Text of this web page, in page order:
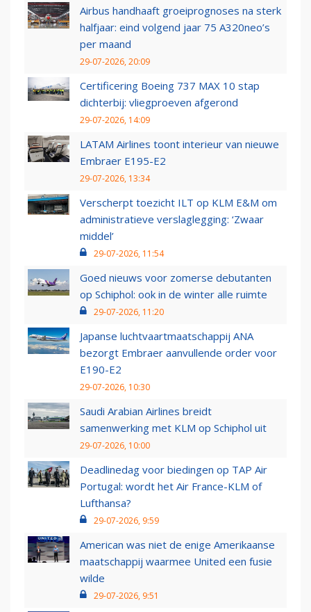
Airbus handhaaft groeiprognoses na sterk
halfjaar: eind volgend jaar 75 A320neo’s
per maand
29-07-2026, 20:09
Certificering Boeing 737 MAX 10 stap
dichterbij: vliegproeven afgerond
29-07-2026, 14:09
LATAM Airlines toont interieur van nieuwe
Embraer E195-E2
29-07-2026, 13:34
Verscherpt toezicht ILT op KLM E&M om
administratieve verslaglegging: ‘Zwaar
middel’
29-07-2026, 11:54
Goed nieuws voor zomerse debutanten
op Schiphol: ook in de winter alle ruimte
29-07-2026, 11:20
Japanse luchtvaartmaatschappij ANA
bezorgt Embraer aanvullende order voor
E190-E2
29-07-2026, 10:30
Saudi Arabian Airlines breidt
samenwerking met KLM op Schiphol uit
29-07-2026, 10:00
Deadlinedag voor biedingen op TAP Air
Portugal: wordt het Air France-KLM of
Lufthansa?
29-07-2026, 9:59
American was niet de enige Amerikaanse
maatschappij waarmee United een fusie
wilde
29-07-2026, 9:51